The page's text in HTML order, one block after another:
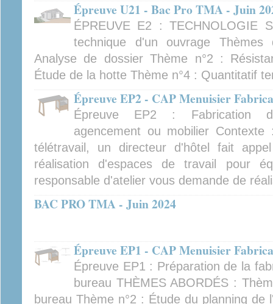
Épreuve U21 - Bac Pro TMA - Juin
ÉPREUVE E2 : TECHNOLOGIE
technique d'un ouvrage
Analyse de dossier Thème n°2 :
Étude de la hotte Thème n°4 : Quantitatif
Épreuve EP2 - CAP Menuisier
Épreuve EP2 : Fabrication
agencement ou mobilier
télétravail, un directeur d'hôtel fait
réalisation d'espaces de travail pour
responsable d'atelier vous demande de
BAC PRO TMA - Juin 2024
Épreuve EP1 - CAP Menuisier
Épreuve EP1 : Préparation de la
bureau THÈMES ABORDÉS :
bureau Thème n°2 : Étude du planning de